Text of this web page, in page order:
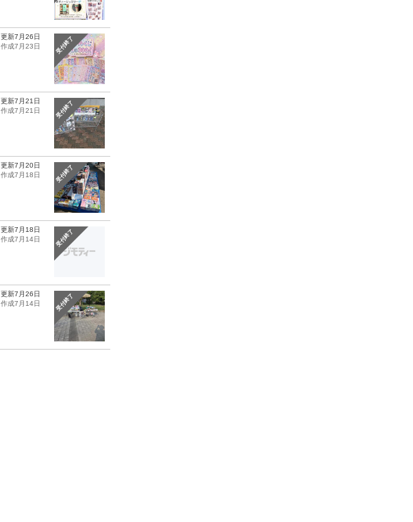
受付終了
更新7月26日
作成7月23日
受付終了
更新7月21日
作成7月21日
受付終了
更新7月20日
作成7月18日
受付終了
更新7月18日
作成7月14日
受付終了
更新7月26日
作成7月14日